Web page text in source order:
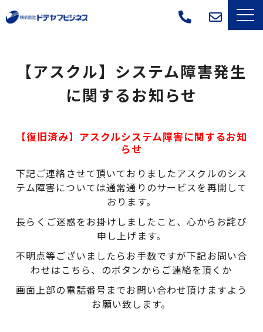
選ばれる理由
会社概要
【アスクル】システム障害発生
に関するお知らせ
【復旧済み】アスクルシステム障害に関するお知
らせ
下記ご連絡させて頂いておりましたアスクルのシス
テム障害については通常通りのサービスを再開して
おります。
長らくご迷惑をお掛けしましたこと、心からお詫び
申し上げます。
不明点等ございましたらお手数ですが下記お問い合
わせはこちら、のボタンからご連絡を頂くか
画面上部の電話番号までお問い合わせ頂けますよう
お願い致します。